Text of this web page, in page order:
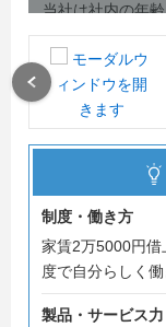
当社は社内の年
代のスタッフを
その中でも重視
なく「イチから
の内勤業務を担
を基に、会社運
だけます。
また、当社は福
に寄り添った制度
制度・働き方
家賃2万5000円借
度で自分らしく
製品・サービス力